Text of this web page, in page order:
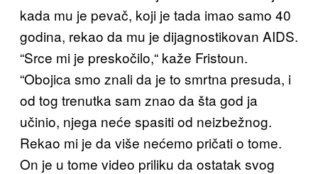
kada mu je pevač, koji je tada imao samo 40
godina, rekao da mu je dijagnostikovan AIDS.
“Srce mi je preskočilo,“ kaže Fristoun.
“Obojica smo znali da je to smrtna presuda, i
od tog trenutka sam znao da šta god ja
učinio, njega neće spasiti od neizbežnog.
Rekao mi je da više nećemo pričati o tome.
On je u tome video priliku da ostatak svog